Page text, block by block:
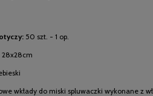
50 szt. - 1 op.
28x28cm
wkłady do miski spluwaczki wykonane z